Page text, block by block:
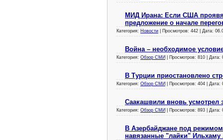
МИД Ирана: Если США
предложение о начале
Категория: Новости | Просмотров: 442 | Дата:
Война – необходимое
Категория: Обзор СМИ | Просмотров: 810 | Дата:
В Турции приостановлено
Категория: Обзор СМИ | Просмотров: 404 | Дата:
Саакашвили вновь усмотрел
Категория: Обзор СМИ | Просмотров: 893 | Дата:
В Азербайджане под режимом
навязанные "лайки" Ильхаму